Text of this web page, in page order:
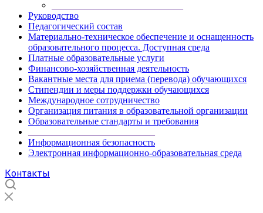
Руководство
Педагогический состав
Материально-техническое обеспечение и оснащенность
образовательного процесса. Доступная среда
Платные образовательные услуги
Финансово-хозяйственная деятельность
Вакантные места для приема (перевода) обучающихся
Стипендии и меры поддержки обучающихся
Международное сотрудничество
Организация питания в образовательной организации
Образовательные стандарты и требования
Информационная безопасность
Электронная информационно-образовательная среда
Контакты